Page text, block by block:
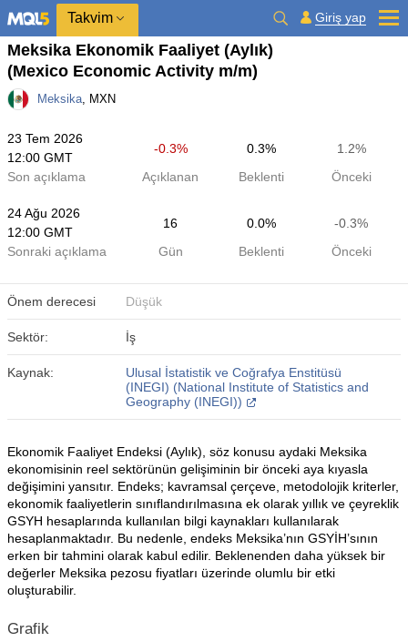
Takvim Giriş yap
Meksika Ekonomik Faaliyet (Aylık)
(Mexico Economic Activity m/m)
Meksika, MXN
23 Tem 2026
12:00 GMT
-0.3% 0.3%
1.2%
Son açıklama
Açıklanan Beklenti Önceki
24 Ağu 2026
12:00 GMT
16 0.0%
-0.3%
Sonraki açıklama
Gün Beklenti Önceki
Önem derecesi Düşük
Sektör: İş
Kaynak:
Ulusal İstatistik ve Coğrafya Enstitüsü
(INEGI) (National Institute of Statistics and
Geography (INEGI))
Ekonomik Faaliyet Endeksi (Aylık), söz konusu aydaki Meksika
ekonomisinin reel sektörünün gelişiminin bir önceki aya kıyasla
değişimini yansıtır. Endeks; kavramsal çerçeve, metodolojik kriterler,
ekonomik faaliyetlerin sınıflandırılmasına ek olarak yıllık ve çeyreklik
GSYH hesaplarında kullanılan bilgi kaynakları kullanılarak
hesaplanmaktadır. Bu nedenle, endeks Meksika’nın GSYİH’sının
erken bir tahmini olarak kabul edilir. Beklenenden daha yüksek bir
değerler Meksika pezosu fiyatları üzerinde olumlu bir etki
oluşturabilir.
Grafik